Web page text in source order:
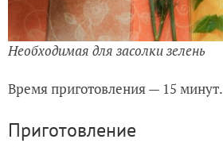
Необходимая для засолки зелень
Время приготовления — 15 минут.
Приготовление